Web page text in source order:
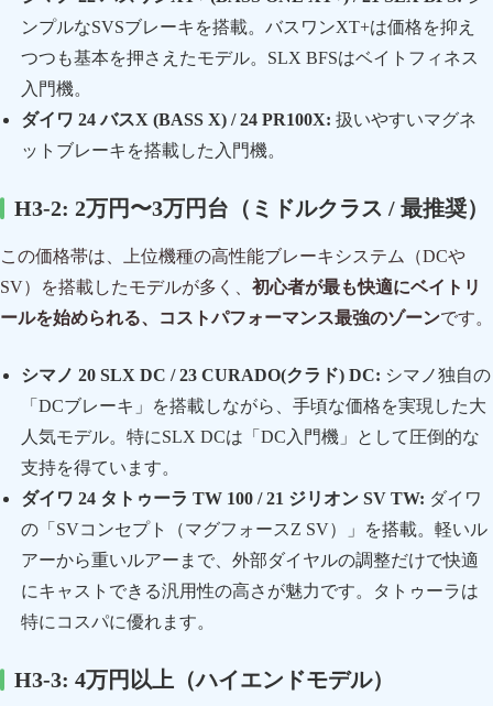
ンプルなSVSブレーキを搭載。バスワンXT+は価格を抑え
つつも基本を押さえたモデル。SLX BFSはベイトフィネス
入門機。
ダイワ 24 バスX (BASS X) / 24 PR100X: 扱いやすいマグネ
ットブレーキを搭載した入門機。
H3-2: 2万円〜3万円台（ミドルクラス / 最推奨）
この価格帯は、上位機種の高性能ブレーキシステム（DCや
SV）を搭載したモデルが多く、 初心者が最も快適にベイトリ
ールを始められる、コストパフォーマンス最強のゾーンです。
シマノ 20 SLX DC / 23 CURADO(クラド) DC: シマノ独自の
「DCブレーキ」を搭載しながら、手頃な価格を実現した大
人気モデル。特にSLX DCは「DC入門機」として圧倒的な
支持を得ています。
ダイワ 24 タトゥーラ TW 100 / 21 ジリオン SV TW: ダイワ
の「SVコンセプト（マグフォースZ SV）」を搭載。軽いル
アーから重いルアーまで、外部ダイヤルの調整だけで快適
にキャストできる汎用性の高さが魅力です。タトゥーラは
特にコスパに優れます。
H3-3: 4万円以上（ハイエンドモデル）